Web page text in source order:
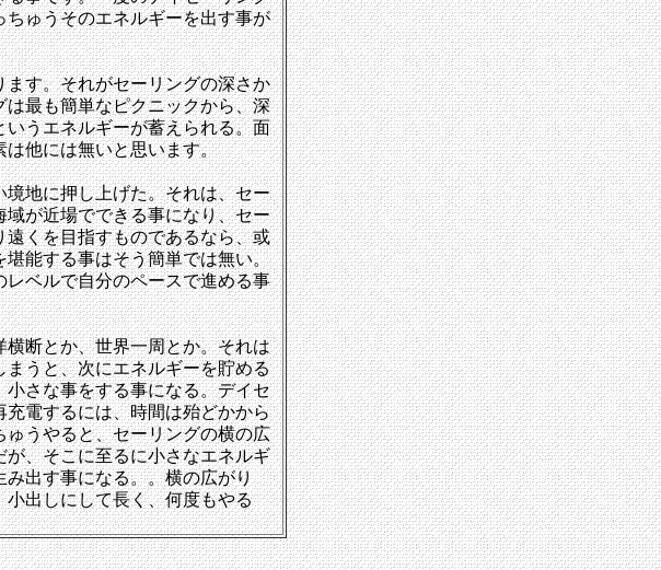
ゅうそのエネルギーを出す事が
す。それがセーリングの深さか
最も簡単なピクニックから、深
うエネルギーが蓄えられる。面
は他には無いと思います。
地に押し上げた。それは、セー
が近場でできる事になり、セー
くを目指すものであるなら、或
能する事はそう簡単では無い。
ベルで自分のペースで進める事
断とか、世界一周とか。それは
うと、次にエネルギーを貯める
さな事をする事になる。デイセ
電するには、時間は殆どかから
うやると、セーリングの横の広
、そこに至るに小さなエネルギ
出す事になる。。横の広がり
出しにして長く、何度もやる